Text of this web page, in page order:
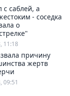
саблей, а
- соседка
о
11:18
причину
жертв
09:51